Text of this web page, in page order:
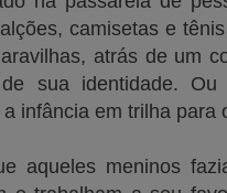
camisetas e
atrás de um
sua identidade.
infância em trilha para
aqueles meninos